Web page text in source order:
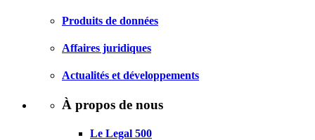
Produits de données
Affaires juridiques
Actualités et développements
À propos de nous
Le Legal 500